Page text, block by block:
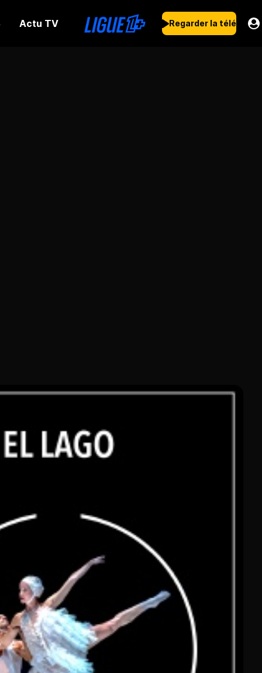
Actu TV Regarder la télé